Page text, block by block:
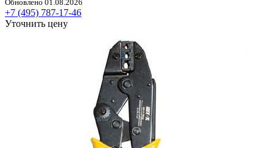
Обновлено 01.08.2026
+7 (495) 787-17-46
Уточнить цену